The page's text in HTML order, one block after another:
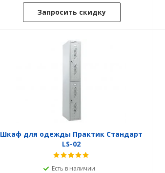
Запросить скидку
Шкаф для одежды Практик Стандарт
LS-02
Есть в наличии